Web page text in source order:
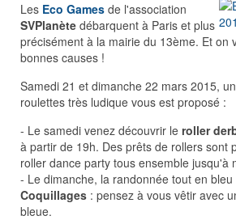
Les Eco Games de l'association
SVPlanète débarquent à Paris et plus
précisément à la mairie du 13ème. Et on
bonnes causes !
Samedi 21 et dimanche 22 mars 2015,
roulettes très ludique vous est proposé :
- Le samedi venez découvrir le roller
à partir de 19h. Des prêts de rollers sont
roller dance party tous ensemble jusqu'à
- Le dimanche, la randonnée tout en bleu
Coquillages : pensez à vous vêtir avec
bleue.